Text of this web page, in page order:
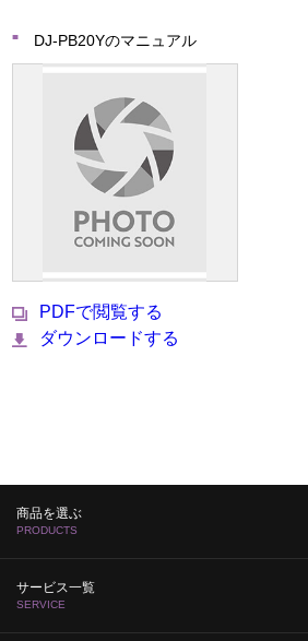
DJ-PB20Yのマニュアル
PDFで閲覧する
ダウンロードする
商品を選ぶ
PRODUCTS
サービス一覧
SERVICE